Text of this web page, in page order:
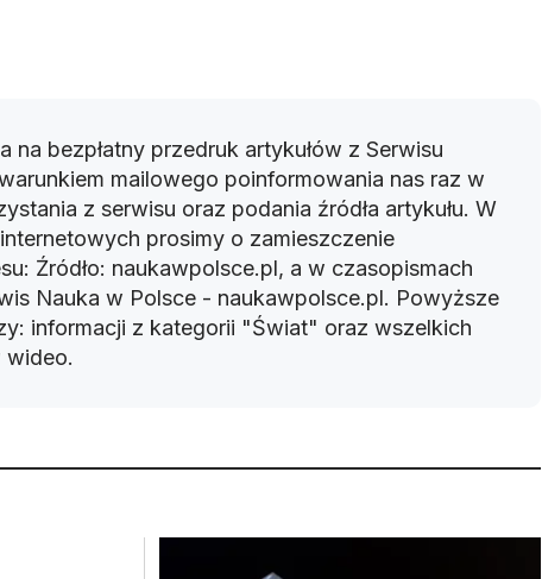
na bezpłatny przedruk artykułów z Serwisu
mailowego poinformowania nas raz w
z serwisu oraz podania źródła artykułu. W
prosimy o zamieszczenie
Źródło: naukawpolsce.pl, a w czasopismach
Nauka w Polsce - naukawpolsce.pl. Powyższe
informacji z kategorii "Świat" oraz wszelkich
wideo.